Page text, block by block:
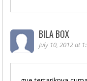
BILA BOX
July 10, 2012 at